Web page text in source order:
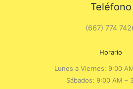
Teléfono
(667) 774
Horario
Lunes a Viernes: 9:00
Sábados: 9:00 AM –